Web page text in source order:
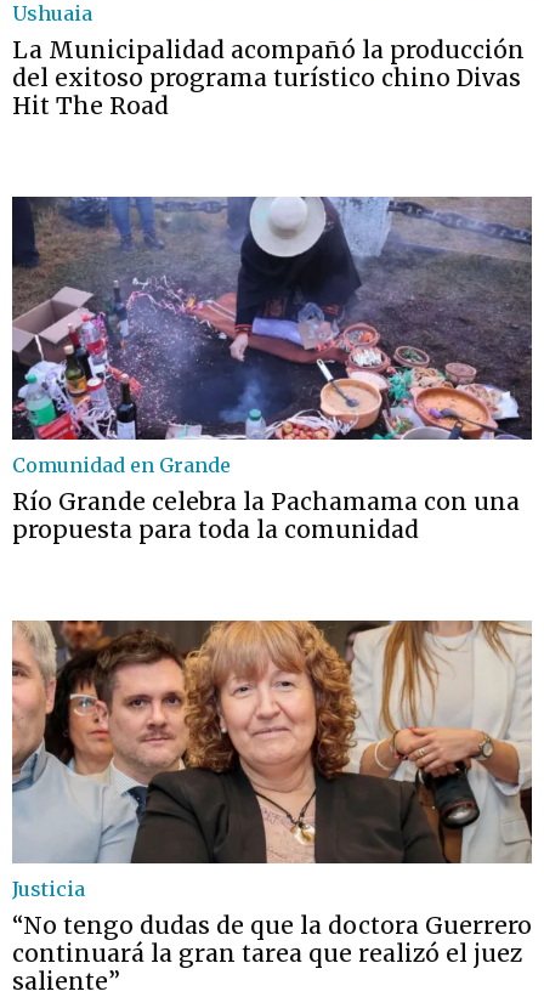
Ushuaia
La Municipalidad acompañó la producción
del exitoso programa turístico chino Divas
Hit The Road
Comunidad en Grande
Río Grande celebra la Pachamama con una
propuesta para toda la comunidad
Justicia
“No tengo dudas de que la doctora Guerrero
continuará la gran tarea que realizó el juez
saliente”